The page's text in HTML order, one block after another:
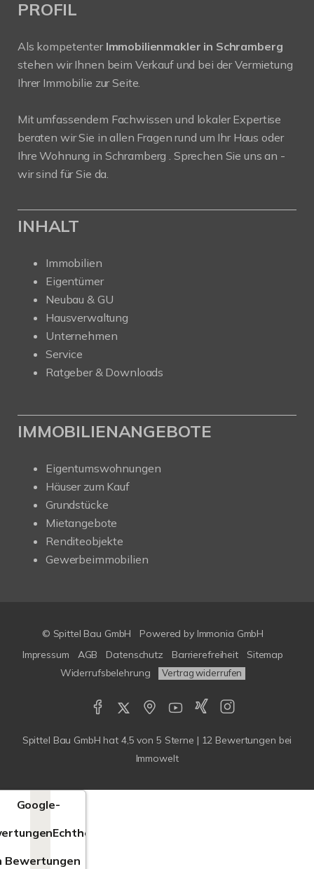
PROFIL
Als kompetenter Immobilienmakler in Schramberg
stehen wir Ihnen beim Verkauf und bei der Vermietung
Ihrer Immobilie zur Seite.
Mit umfassendem Fachwissen und lokaler Expertise
beraten wir Sie in allen Fragen rund um Ihr Haus oder
Ihre Wohnung in Schramberg . Sprechen Sie uns an -
wir sind für Sie da.
INHALT
Immobilien
Eigentümer
Neubau & GU
Hausverwaltung
Unternehmen
Service
Ratgeber & Downloads
IMMOBILIENANGEBOTE
Eigentumswohnungen
Häuser zum Kauf
Grundstücke
Mietangebote
Renditeobjekte
Gewerbeimmobilien
© Spittel Bau GmbH Powered by Immonia GmbH
Impressum
AGB Datenschutz Barrierefreiheit
Sitemap
Widerrufsbelehrung
Vertrag widerrufen
Spittel Bau GmbH hat 4,5 von 5 Sterne | 12 Bewertungen bei
Immowelt
Google-
Echtheit
Bewertungen